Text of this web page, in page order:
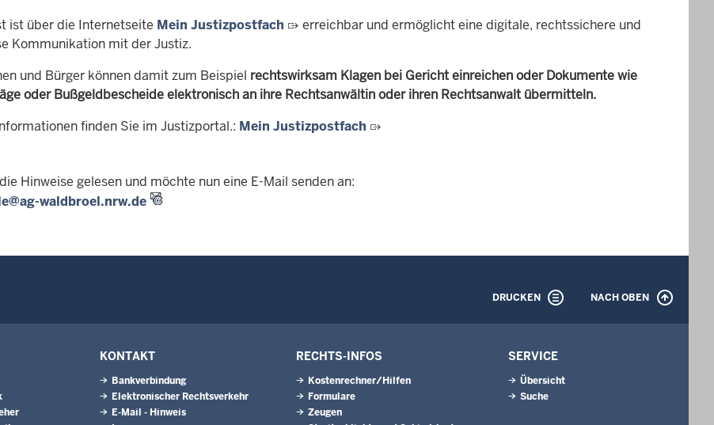
ist über die Internetseite Mein Justizpostfach
erreichbar und ermöglicht eine digitale, rechtssichere und
Kommunikation mit der Justiz.
und Bürger können damit zum Beispiel rechtswirksam Klagen bei Gericht einreichen oder Dokumente wie
oder Bußgeldbescheide elektronisch an ihre Rechtsanwältin oder ihren Rechtsanwalt übermitteln.
finden Sie im Justizportal.: Mein Justizpostfach
Hinweise gelesen und möchte nun eine E-Mail senden an:
waldbroel.nrw.de
DRUCKEN NACH OBEN
KONTAKT
Bankverbindung
Elektronischer Rechtsverkehr
E-Mail - Hinweis
RECHTS-INFOS
Kostenrechner/Hilfen
Formulare
Zeugen
SERVICE
Übersicht
Suche